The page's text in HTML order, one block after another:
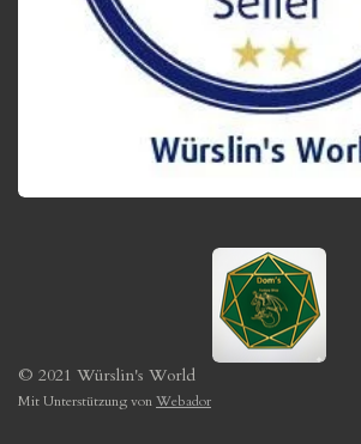
© 2021 Würslin's World
Mit Unterstützung vonWebador